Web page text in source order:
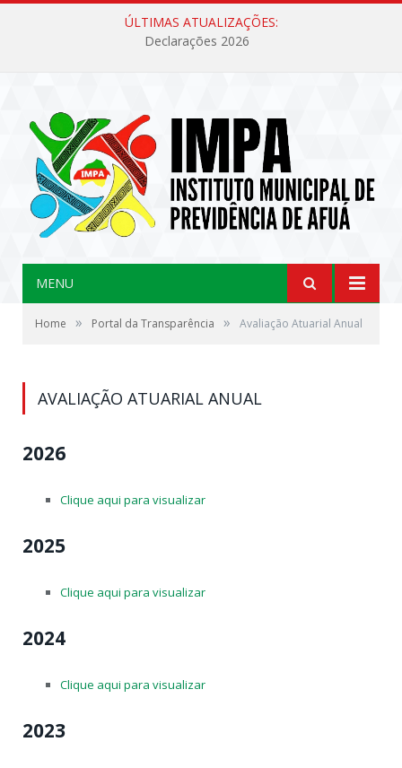
ÚLTIMAS ATUALIZAÇÕES:
Declarações 2026
MENU
Home » Portal da Transparência » Avaliação Atuarial Anual
AVALIAÇÃO ATUARIAL ANUAL
2026
Clique aqui para visualizar
2025
Clique aqui para visualizar
2024
Clique aqui para visualizar
2023